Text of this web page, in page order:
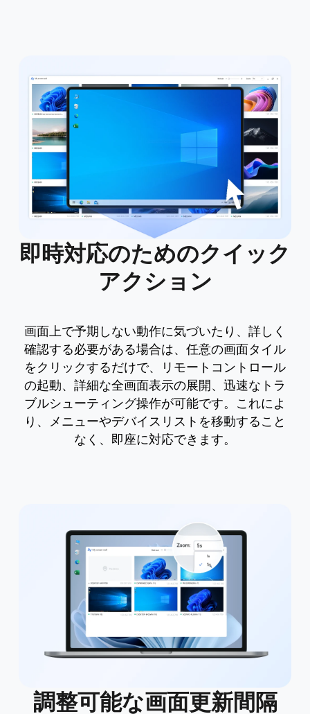
即時対応のためのクイック
アクション
画面上で予期しない動作に気づいたり、詳しく
確認する必要がある場合は、任意の画面タイル
をクリックするだけで、リモートコントロール
の起動、詳細な全画面表示の展開、迅速なトラ
ブルシューティング操作が可能です。これによ
り、メニューやデバイスリストを移動すること
なく、即座に対応できます。
調整可能な画面更新間隔